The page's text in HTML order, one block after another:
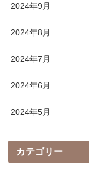
2024年9月
2024年8月
2024年7月
2024年6月
2024年5月
カテゴリー